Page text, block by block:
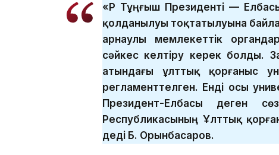
«ҚР Тұңғыш Президенті —
қолданылуы тоқтатылуына
арнаулы мемлекеттік
сәйкес келтіру керек болды.
атындағы ұлттық қорғаныс
регламенттелген. Енді осы
Президент-Елбасы деген
Республикасының Ұлттық
деді Б. Орынбасаров.